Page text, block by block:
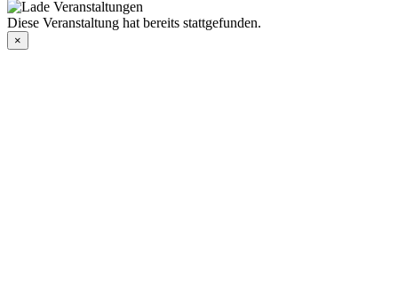
Diese Veranstaltung hat bereits stattgefunden.
×